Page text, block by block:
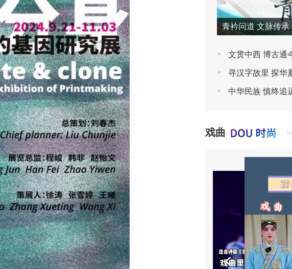
青衿问道 文脉传承
文贯中西 博古通
寻汉字故里 探华
中华民族 慎终追
戏曲